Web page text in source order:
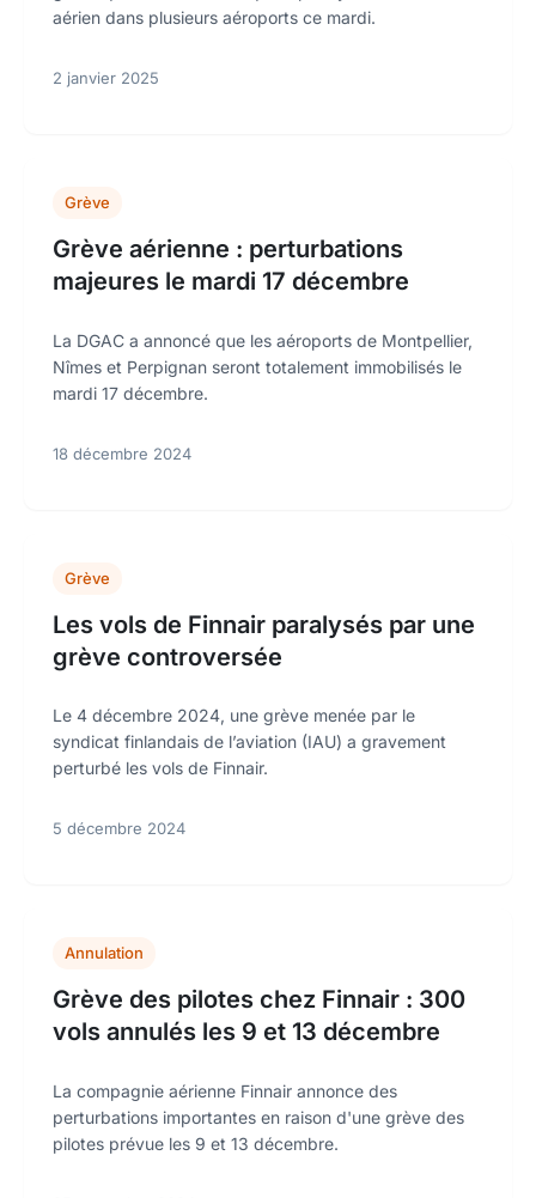
aérien dans plusieurs aéroports ce mardi.
2 janvier 2025
Grève
Grève aérienne : perturbations
majeures le mardi 17 décembre
La DGAC a annoncé que les aéroports de Montpellier,
Nîmes et Perpignan seront totalement immobilisés le
mardi 17 décembre.
18 décembre 2024
Grève
Les vols de Finnair paralysés par une
grève controversée
Le 4 décembre 2024, une grève menée par le
syndicat finlandais de l’aviation (IAU) a gravement
perturbé les vols de Finnair.
5 décembre 2024
Annulation
Grève des pilotes chez Finnair : 300
vols annulés les 9 et 13 décembre
La compagnie aérienne Finnair annonce des
perturbations importantes en raison d'une grève des
pilotes prévue les 9 et 13 décembre.